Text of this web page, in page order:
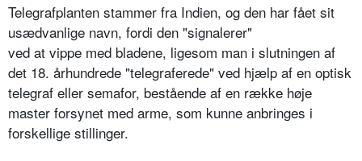
Telegrafplanten stammer fra Indien, og den har fået sit
usædvanlige navn, fordi den "signalerer"
ved at vippe med bladene, ligesom man i slutningen af
det 18. århundrede "telegraferede" ved hjælp af en optisk
telegraf eller semafor, bestående af en række høje
master forsynet med arme, som kunne anbringes i
forskellige stillinger.